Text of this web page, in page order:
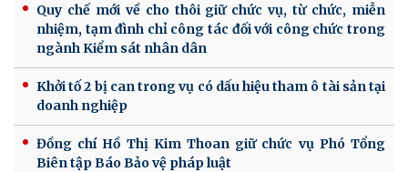
Quy chế mới về cho thôi giữ chức vụ, từ chức, miễn
nhiệm, tạm đình chỉ công tác đối với công chức trong
ngành Kiểm sát nhân dân
Khởi tố 2 bị can trong vụ có dấu hiệu tham ô tài sản tại
doanh nghiệp
Đồng chí Hồ Thị Kim Thoan giữ chức vụ Phó Tổng
Biên tập Báo Bảo vệ pháp luật